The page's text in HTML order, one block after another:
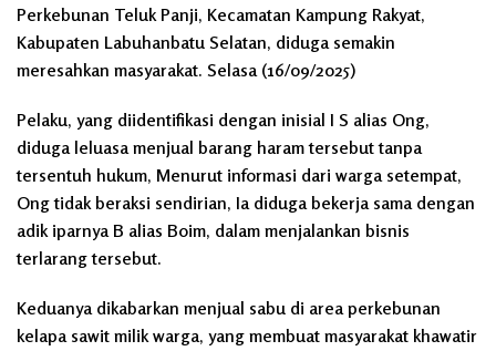
Perkebunan Teluk Panji, Kecamatan Kampung Rakyat,
Kabupaten Labuhanbatu Selatan, diduga semakin
meresahkan masyarakat. Selasa (16/09/2025)
Pelaku, yang diidentifikasi dengan inisial I S alias Ong,
diduga leluasa menjual barang haram tersebut tanpa
tersentuh hukum, Menurut informasi dari warga setempat,
Ong tidak beraksi sendirian, Ia diduga bekerja sama dengan
adik iparnya B alias Boim, dalam menjalankan bisnis
terlarang tersebut.
Keduanya dikabarkan menjual sabu di area perkebunan
kelapa sawit milik warga, yang membuat masyarakat khawatir